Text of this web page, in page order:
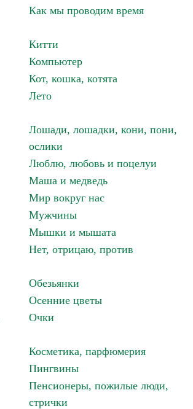
Как мы проводим время
Китти
Компьютер
Кот, кошка, котята
Лето
Лошади, лошадки, кони, пони,
ослики
Люблю, любовь и поцелуи
Маша и медведь
Мир вокруг нас
Мужчины
Мышки и мышата
Нет, отрицаю, против
Обезьянки
Осенние цветы
Очки
Косметика, парфюмерия
Пингвины
Пенсионеры, пожилые люди,
стрички